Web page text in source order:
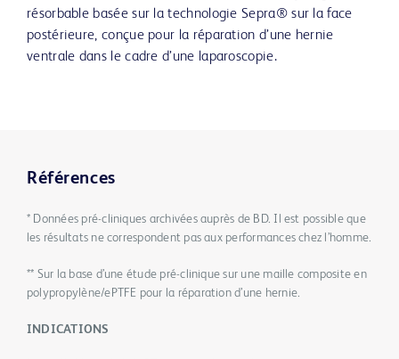
résorbable basée sur la technologie Sepra® sur la face
postérieure, conçue pour la réparation d’une hernie
ventrale dans le cadre d’une laparoscopie.
Références
* Données pré-cliniques archivées auprès de BD. Il est possible que
les résultats ne correspondent pas aux performances chez l’homme.
** Sur la base d’une étude pré-clinique sur une maille composite en
polypropylène/ePTFE pour la réparation d’une hernie.
INDICATIONS